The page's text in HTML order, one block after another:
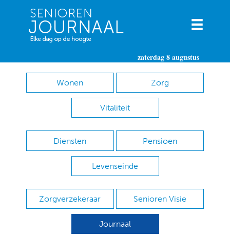
zaterdag 8 augustus
Wonen Zorg
Vitaliteit
Diensten Pensioen
Levenseinde
Zorgverzekeraar Senioren Visie
Journaal